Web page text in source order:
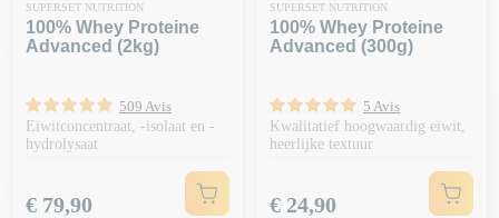
SUPERSET NUTRITION
100% Whey Proteine
Advanced (2kg)
509 Avis
Eiwitconcentraat, -isolaat en -
hydrolysaat
Prijs
€ 79,90
SUPERSET NUTRITION
100% Whey Proteine
Advanced (300g)
5 Avis
Kwalitatief hoogwaardig eiwit,
heerlijke textuur
Prijs
€ 24,90